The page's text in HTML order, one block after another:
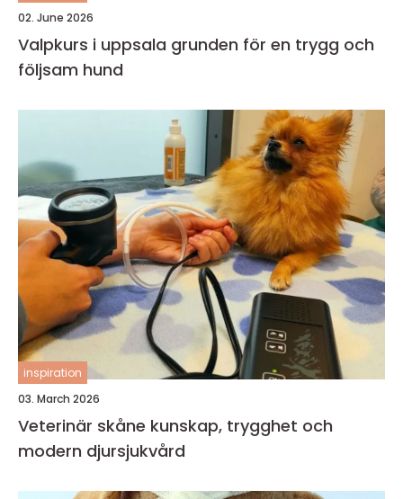
02. June 2026
Valpkurs i uppsala grunden för en trygg och
följsam hund
inspiration
03. March 2026
Veterinär skåne kunskap, trygghet och
modern djursjukvård